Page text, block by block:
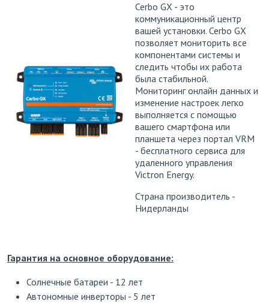
Cerbo GX - это
коммуникационный центр
вашей установки. Cerbo GX
позволяет мониторить все
компонентами системы и
следить чтобы их работа
была стабильной.
Мониторинг онлайн данных и
изменение настроек легко
выполняется с помощью
вашего смартфона или
планшета через портал VRM
- бесплатного сервиса для
удаленного управления
Victron Energy.
Страна производитель -
Нидерланды
Гарантия на основное оборудование:
Солнечные батареи - 12 лет
Автономные инверторы - 5 лет